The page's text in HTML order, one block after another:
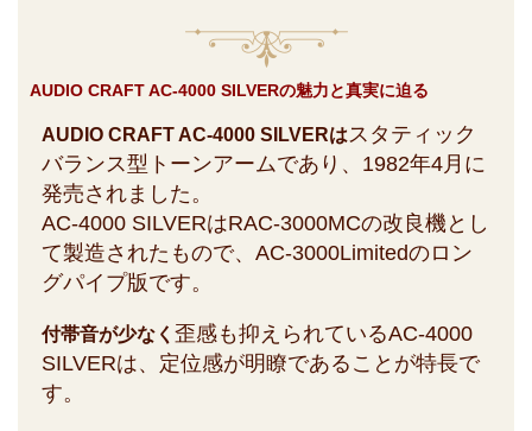
AUDIO CRAFT AC-4000 SILVERの魅力と真実に迫る
AUDIO CRAFT AC-4000 SILVERはスタティック
バランス型トーンアームであり、1982年4月に
発売されました。
AC-4000 SILVERはRAC-3000MCの改良機とし
て製造されたもので、AC-3000Limitedのロン
グパイプ版です。
付帯音が少なく 歪感も抑えられているAC-4000
SILVERは、定位感が明瞭であることが特長で
す。